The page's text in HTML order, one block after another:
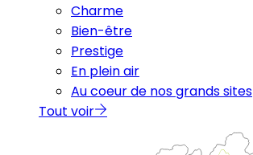
Charme
Bien-être
Prestige
En plein air
Au coeur de nos grands sites
Tout voir